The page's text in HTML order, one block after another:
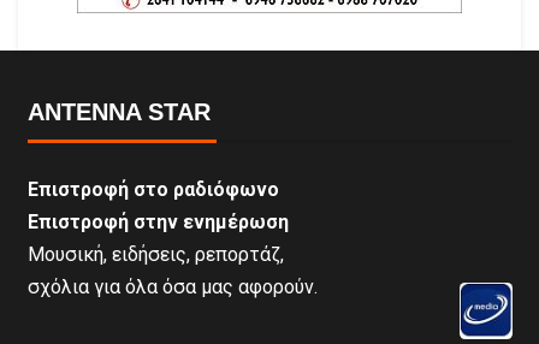
ANTENNA STAR
Επιστροφή στο ραδιόφωνο
Επιστροφή στην ενημέρωση
Μουσική, ειδήσεις, ρεπορτάζ,
σχόλια για όλα όσα μας αφορούν.